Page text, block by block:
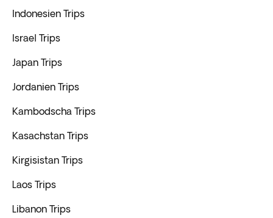
Indonesien Trips
Israel Trips
Japan Trips
Jordanien Trips
Kambodscha Trips
Kasachstan Trips
Kirgisistan Trips
Laos Trips
Libanon Trips